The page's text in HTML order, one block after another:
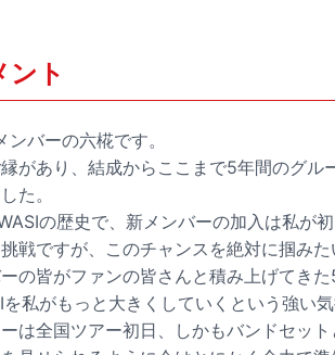
ント
ンバーの六椛です。
があり、結成からここまで5年間のグ
た。
の歴史で、新メンバーの加入は私が初
戦ですが、このチャンスを絶対に掴み
の皆がファンの皆さんと積み上げてき
私がもっと大きくしていくという強い
は全国ツアー初日、しかもバンドセッ